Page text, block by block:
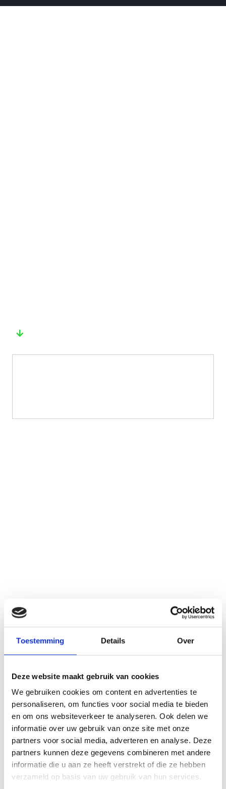
Toestemming Details Over
Deze website maakt gebruik van cookies
We gebruiken cookies om content en advertenties te
personaliseren, om functies voor social media te bieden
en om ons websiteverkeer te analyseren. Ook delen we
informatie over uw gebruik van onze site met onze
partners voor social media, adverteren en analyse. Deze
partners kunnen deze gegevens combineren met andere
informatie die u aan ze heeft verstrekt of die ze hebben
verzameld op basis van uw gebruik van hun services.
See also these dissertations